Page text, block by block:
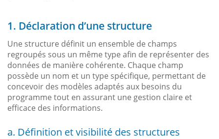
1. Déclaration d’une structure
Une structure définit un ensemble de champs
regroupés sous un même type afin de représenter des
données de manière cohérente. Chaque champ
possède un nom et un type spécifique, permettant de
concevoir des modèles adaptés aux besoins du
programme tout en assurant une gestion claire et
efficace des informations.
a. Définition et visibilité des structures